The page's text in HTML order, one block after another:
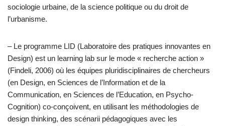
sociologie urbaine, de la science politique ou du droit de
l’urbanisme.
– Le programme LID (Laboratoire des pratiques innovantes en
Design) est un learning lab sur le mode « recherche action »
(Findeli, 2006) où les équipes pluridisciplinaires de chercheurs
(en Design, en Sciences de l’Information et de la
Communication, en Sciences de l’Education, en Psycho-
Cognition) co-conçoivent, en utilisant les méthodologies de
design thinking, des scénarii pédagogiques avec les